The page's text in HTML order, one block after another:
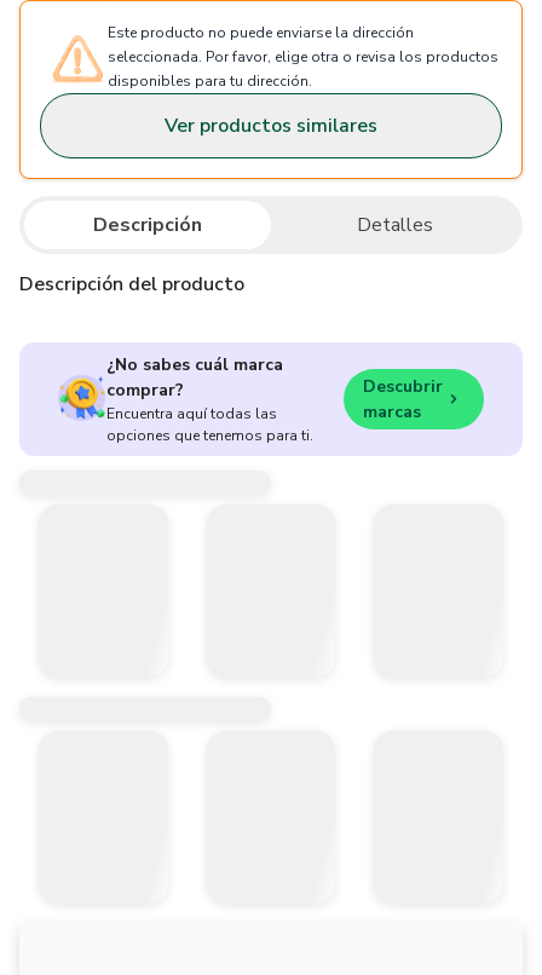
Este producto no puede enviarse la dirección
seleccionada. Por favor, elige otra o revisa los productos
disponibles para tu dirección.
Ver productos similares
Descripción Detalles
Descripción del producto
¿No sabes cuál marca
comprar?
Encuentra aquí todas las
opciones que tenemos para ti.
Descubrir
marcas